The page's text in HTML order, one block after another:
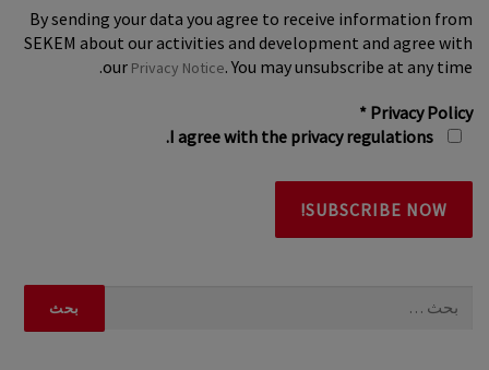
By sending your data you agree to receive information from
SEKEM about our activities and development and agree with
our Privacy Notice. You may unsubscribe at any time.
Privacy Policy
*